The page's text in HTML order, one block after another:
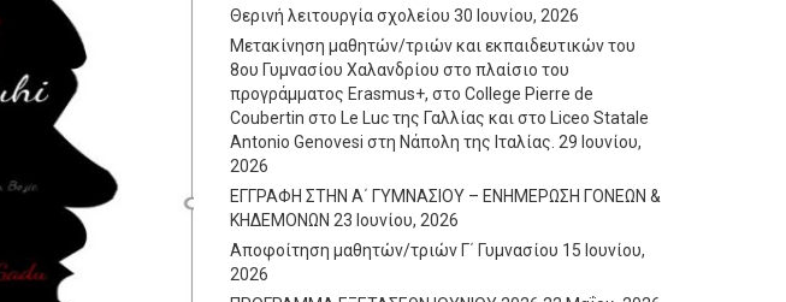
Θερινή λειτουργία σχολείου 30 Ιουνίου, 2026
Μετακίνηση μαθητών/τριών και εκπαιδευτικών του
8ου Γυμνασίου Χαλανδρίου στο πλαίσιο του
προγράμματος Erasmus+, στο College Pierre de
Coubertin στο Le Luc της Γαλλίας και στο Liceo Statale
Antonio Genovesi στη Νάπολη της Ιταλίας. 29 Ιουνίου,
2026
ΕΓΓΡΑΦΗ ΣΤΗΝ Α΄ ΓΥΜΝΑΣΙΟΥ – ΕΝΗΜΕΡΩΣΗ ΓΟΝΕΩΝ &
ΚΗΔΕΜΟΝΩΝ 23 Ιουνίου, 2026
Αποφοίτηση μαθητών/τριών Γ΄ Γυμνασίου 15 Ιουνίου,
2026